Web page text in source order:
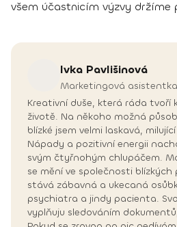
všem účastnicím výzvy držíme
Ivka Pavlišinová
Marketingová asistentka
Kreativní duše, která ráda tvoří
životě. Na někoho možná
blízké jsem velmi laskavá,
Nápady a pozitivní energii
svým čtyřnohým chlupáčem.
se mění ve společnosti blízkých
stává zábavná a ukecaná
psychiatra a jindy pacienta.
vyplňuju sledováním